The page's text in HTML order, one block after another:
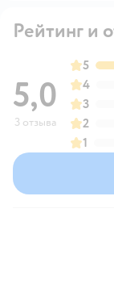
Рейтинг и
5,0
3 отзыва
5
4
3
2
1